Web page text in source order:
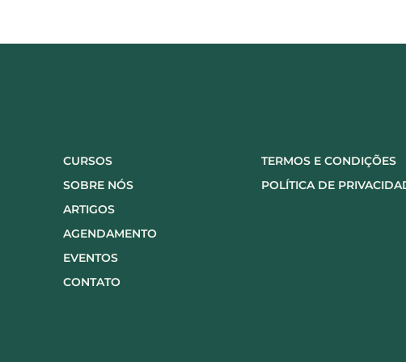
CURSOS
SOBRE NÓS
ARTIGOS
AGENDAMENTO
EVENTOS
CONTATO
TERMOS E CONDIÇÕES
POLÍTICA DE